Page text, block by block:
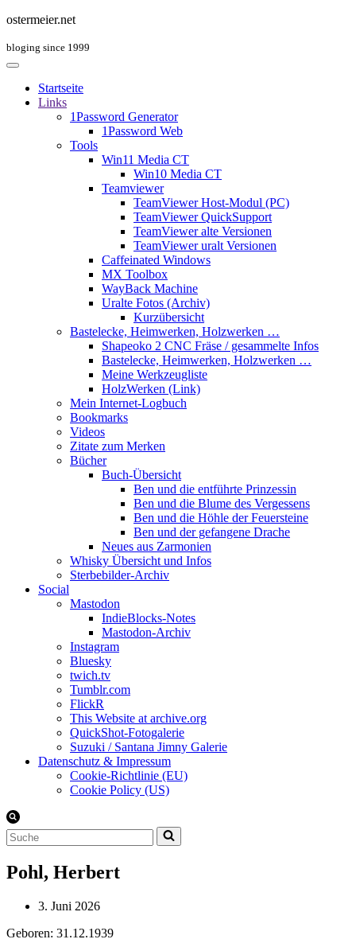
ostermeier.net
bloging since 1999
Startseite
Links
1Password Generator
1Password Web
Tools
Win11 Media CT
Win10 Media CT
Teamviewer
TeamViewer Host-Modul (PC)
TeamViewer QuickSupport
TeamViewer alte Versionen
TeamViewer uralt Versionen
Caffeinated Windows
MX Toolbox
WayBack Machine
Uralte Fotos (Archiv)
Kurzübersicht
Bastelecke, Heimwerken, Holzwerken …
Shapeoko 2 CNC Fräse / gesammelte Infos
Bastelecke, Heimwerken, Holzwerken …
Meine Werkzeugliste
HolzWerken (Link)
Mein Internet-Logbuch
Bookmarks
Videos
Zitate zum Merken
Bücher
Buch-Übersicht
Ben und die entführte Prinzessin
Ben und die Blume des Vergessens
Ben und die Höhle der Feuersteine
Ben und der gefangene Drache
Neues aus Zarmonien
Whisky Übersicht und Infos
Sterbebilder-Archiv
Social
Mastodon
IndieBlocks-Notes
Mastodon-Archiv
Instagram
Bluesky
twich.tv
Tumblr.com
FlickR
This Website at archive.org
QuickShot-Fotogalerie
Suzuki / Santana Jimny Galerie
Datenschutz & Impressum
Cookie-Richtlinie (EU)
Cookie Policy (US)
Suchen
nach …
Pohl, Herbert
3. Juni 2026
Geboren: 31.12.1939